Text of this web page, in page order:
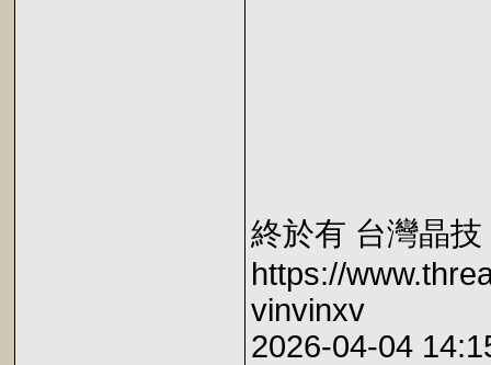
終於有 台灣晶
https://
vinvinxv
2026-04-04